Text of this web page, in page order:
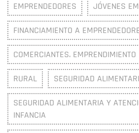
EMPRENDEDORES JÓVENES
FINANCIAMIENTO A
COMERCIANTES. EMPRENDIMIENTO
RURAL SEGURIDAD
SEGURIDAD ALIMENTARIA Y
INFANCIA